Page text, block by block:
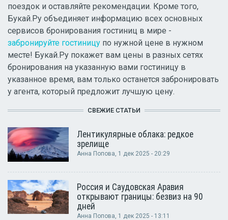
поездок и оставляйте рекомендации. Кроме того,
Букай.Ру объединяет информацию всех основных
сервисов бронирования гостиниц в мире -
забронируйте гостиницу по нужной цене в нужном
месте! Букай.Ру покажет вам цены в разных сетях
бронирования на указанную вами гостиницу в
указанное время, вам только останется забронировать
у агента, который предложит лучшую цену.
СВЕЖИЕ СТАТЬИ
Лентикулярные облака: редкое
зрелище
Анна Попова, 1 дек 2025 - 20:29
Россия и Саудовская Аравия
открывают границы: безвиз на 90
дней
Анна Попова, 1 дек 2025 - 13:11